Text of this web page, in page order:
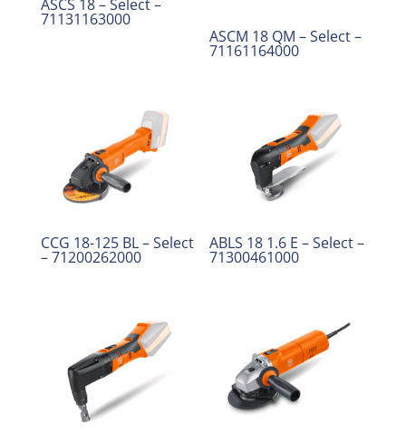
ASCS 18 – Select –
71131163000
ASCM 18 QM – Select –
71161164000
CCG 18-125 BL – Select
– 71200262000
ABLS 18 1.6 E – Select –
71300461000